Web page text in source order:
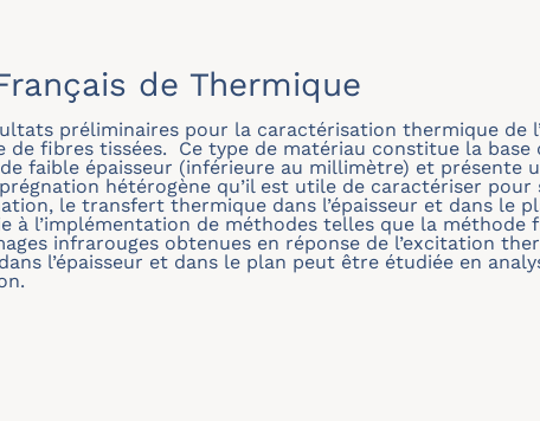
de Thermique
préliminaires pour la caractérisation thermique de
de fibres tissées. Ce type de matériau constitue la base
faible épaisseur (inférieure au millimètre) et présente
hétérogène qu’il est utile de caractériser pour
le transfert thermique dans l’épaisseur et dans le
à l’implémentation de méthodes telles que la méthode
infrarouges obtenues en réponse de l’excitation
l’épaisseur et dans le plan peut être étudiée en